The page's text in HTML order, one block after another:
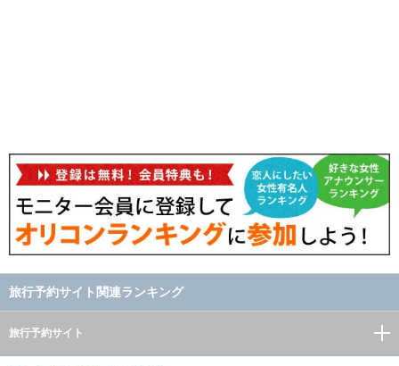
旅行予約サイト関連ランキング
旅行予約サイト